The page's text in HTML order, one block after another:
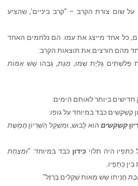
על שום צורת הקרב – "קרב ביניים', שהציע
כל אחד מייצג את עמו. הם נלחמים האחד
אחד מהם חורצים את תוצאות הקרב:
פְּלִשְׁתִּים גָּלְיָת שְׁמוֹ, מִגָּת, גָּבְהוֹ שֵׁשׁ אַמּוֹת
חדישים ביותר לאותם הימים:
קשקשים כבד במיוחד על גופו:
קַשְׂקַשִּׂים הוּא לָבוּשׁ, וּמִשְׁקַל הַשִּׁרְיוֹן חֲמֵשֶׁת
כתפיו היה תלוי כידון כבד במיוחד: "וּמִצְחַת
כְּתֵפָיו.
חֲנִיתוֹ שֵׁשׁ מֵאוֹת שְׁקָלִים בַּרְזֶל".